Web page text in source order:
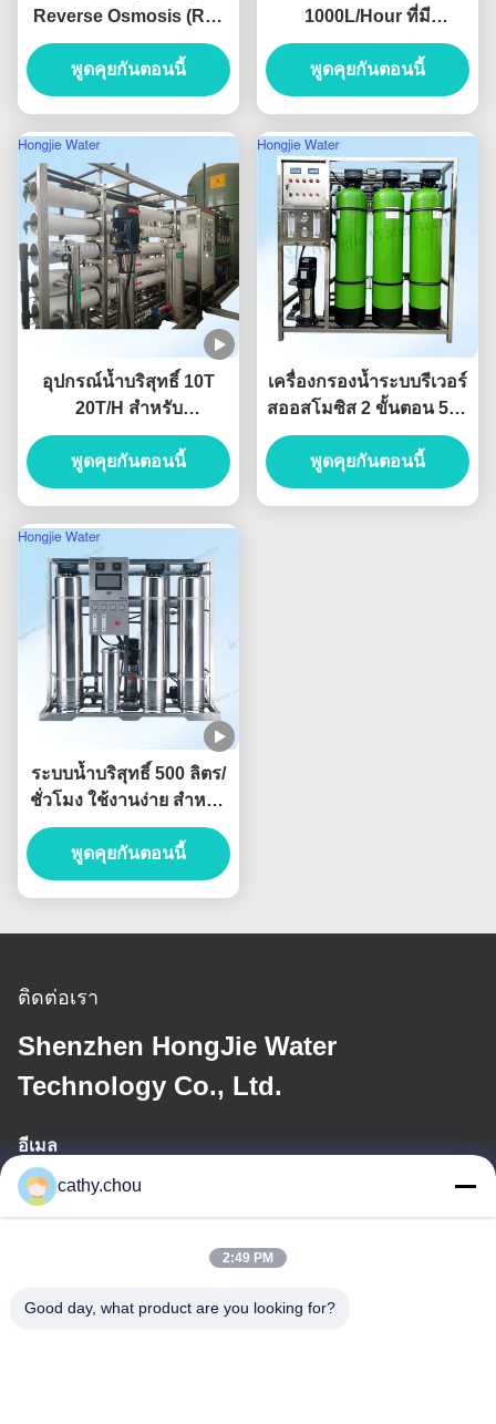
Reverse Osmosis (RO)
Pure Water System For
The Lithium Battery
Industry
พูดคุยกันตอนนี้
1000L/Hour ที่มี
ประสิทธิภาพในการนําน้ํา
< 10μs/cm และรับประกัน
2 ปีสําหรับอุปกรณ์น้ํา
พูดคุยกันตอนนี้
อุปกรณ์น้ำบริสุทธิ์ 10T
20T/H สำหรับ
อุตสาหกรรม พร้อมระบบรี
เวิร์สออสโมซิส พร้อมเม
มเบรน Dow
พูดคุยกันตอนนี้
เครื่องกรองน้ำระบบรีเวอร์
สออสโมซิส 2 ขั้นตอน 500
ลิตร/ชั่วโมง สำหรับดื่ม
ระบบ RO 380V
พูดคุยกันตอนนี้
ระบบน้ำบริสุทธิ์ 500 ลิตร/
ชั่วโมง ใช้งานง่าย สำหรับ
อุตสาหกรรมอาหารและ
เครื่องดื่ม
พูดคุยกันตอนนี้
ติดต่อเรา
Shenzhen HongJie Water
Technology Co., Ltd.
อีเมล
cathy@szhjwater.com
ที่อยู่
cathy.chou
2:49 PM
Good day, what product are you looking for?